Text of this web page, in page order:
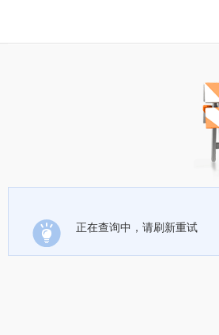
正在查询中，请刷新重试